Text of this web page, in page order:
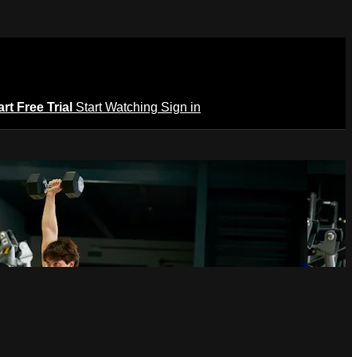
Free Trial Start Watching Sign in